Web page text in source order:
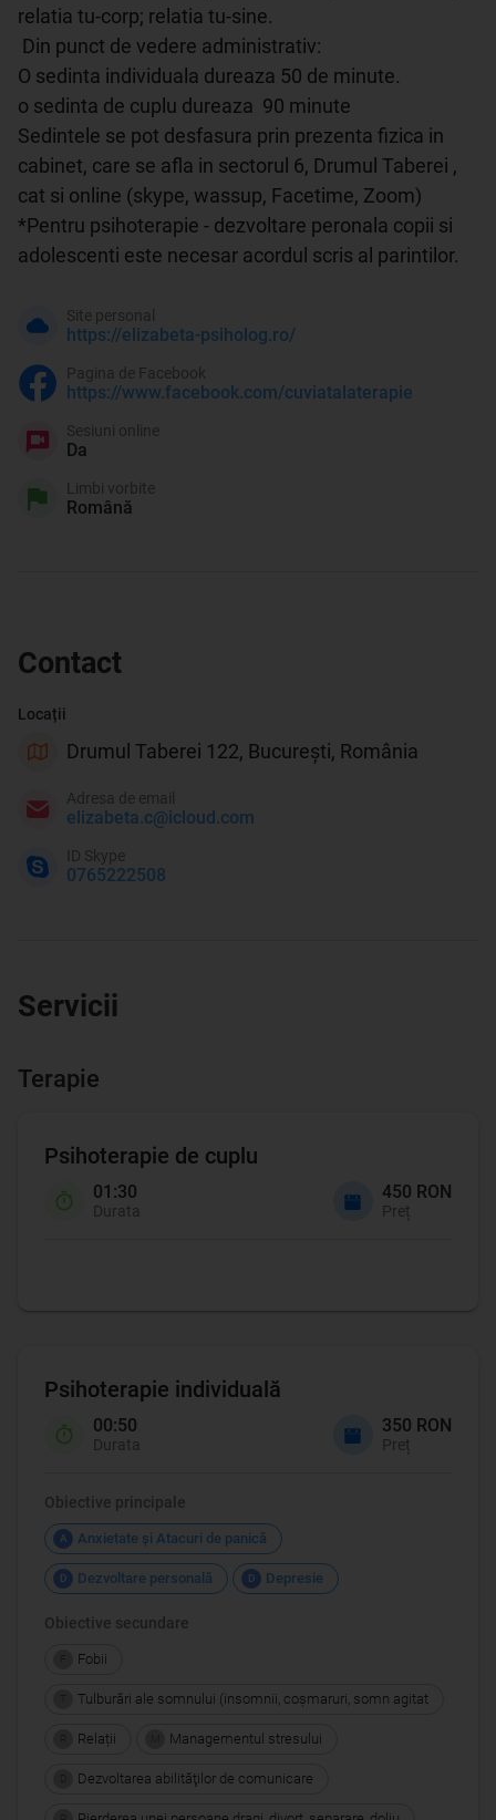
relatia tu-corp; relatia tu-sine.
O sedinta individuala dureaza 50 de minute.
o sedinta de cuplu dureaza  90 minute
Sedintele se pot desfasura prin prezenta fizica in
cabinet, care se afla in sectorul 6, Drumul Taberei ,
cat si online (skype, wassup, Facetime, Zoom)
*Pentru psihoterapie - dezvoltare peronala copii si
https://elizabeta-psiholog.ro/
Site personal
https://www.facebook.com/cuviatalaterapie
Pagina de Facebook
Da
Sesiuni online
Română
Limbi vorbite
Contact
Locații
Drumul Taberei 122, București, România
elizabeta.c@icloud.com
Adresa de email
0765222508
ID Skype
Servicii
Terapie
Psihoterapie de cuplu
01:30
Durata
450 RON
Preț
Psihoterapie individuală
00:50
Durata
350 RON
Preț
Obiective principale
A Anxietate şi Atacuri de panică
D Dezvoltare personală D Depresie
Obiective secundare
Fobii
Tulburări ale somnului (insomnii, coşmaruri, somn agitat
Relații Managementul stresului
Dezvoltarea abilităţilor de comunicare